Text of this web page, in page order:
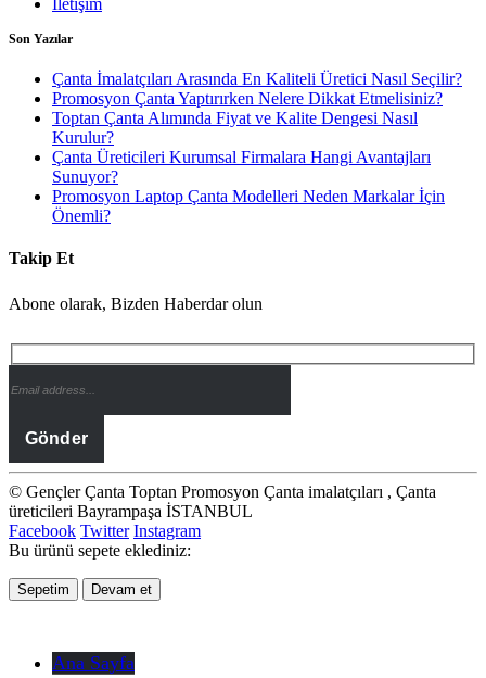
İletişim
Son Yazılar
Çanta İmalatçıları Arasında En Kaliteli Üretici Nasıl Seçilir?
Promosyon Çanta Yaptırırken Nelere Dikkat Etmelisiniz?
Toptan Çanta Alımında Fiyat ve Kalite Dengesi Nasıl
Kurulur?
Çanta Üreticileri Kurumsal Firmalara Hangi Avantajları
Sunuyor?
Promosyon Laptop Çanta Modelleri Neden Markalar İçin
Önemli?
Takip Et
Abone olarak, Bizden Haberdar olun
© Gençler Çanta Toptan Promosyon Çanta imalatçıları , Çanta
üreticileri Bayrampaşa İSTANBUL
Facebook Twitter Instagram
Bu ürünü sepete eklediniz:
Sepetim Devam et
Ana Sayfa